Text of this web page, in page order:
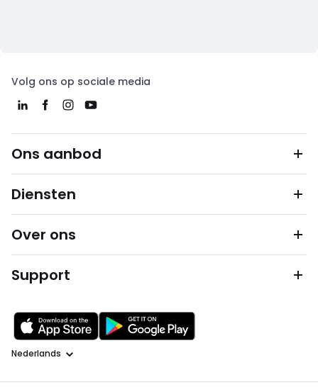
Volg ons op sociale media
Ons aanbod
Diensten
Over ons
Support
Taal